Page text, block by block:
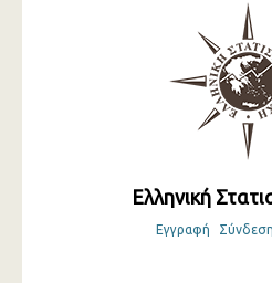
Ελληνική
Εγγραφή Σύνδεση